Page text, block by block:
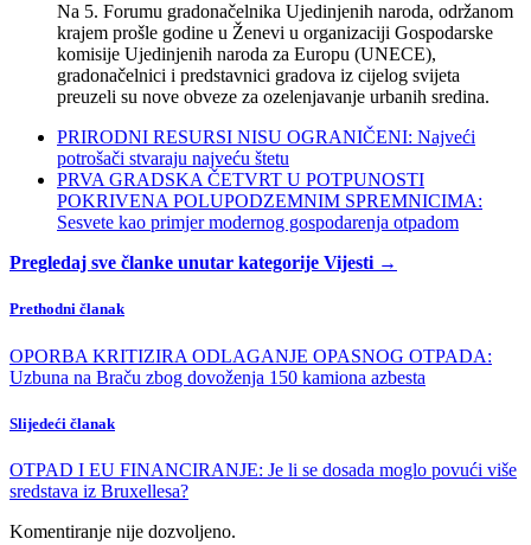
Na 5. Forumu gradonačelnika Ujedinjenih naroda, održanom
krajem prošle godine u Ženevi u organizaciji Gospodarske
komisije Ujedinjenih naroda za Europu (UNECE),
gradonačelnici i predstavnici gradova iz cijelog svijeta
preuzeli su nove obveze za ozelenjavanje urbanih sredina.
PRIRODNI RESURSI NISU OGRANIČENI: Najveći
potrošači stvaraju najveću štetu
PRVA GRADSKA ČETVRT U POTPUNOSTI
POKRIVENA POLUPODZEMNIM SPREMNICIMA:
Sesvete kao primjer modernog gospodarenja otpadom
Pregledaj sve članke unutar kategorije Vijesti →
Prethodni članak
OPORBA KRITIZIRA ODLAGANJE OPASNOG OTPADA:
Uzbuna na Braču zbog dovoženja 150 kamiona azbesta
Slijedeći članak
OTPAD I EU FINANCIRANJE: Je li se dosada moglo povući više
sredstava iz Bruxellesa?
Komentiranje nije dozvoljeno.